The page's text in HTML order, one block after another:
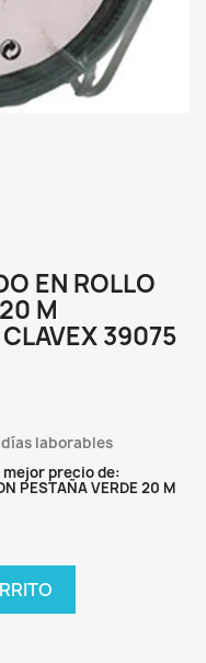
EN ROLLO
M
39075
laborables
precio de:
PESTAÑA VERDE 20 M